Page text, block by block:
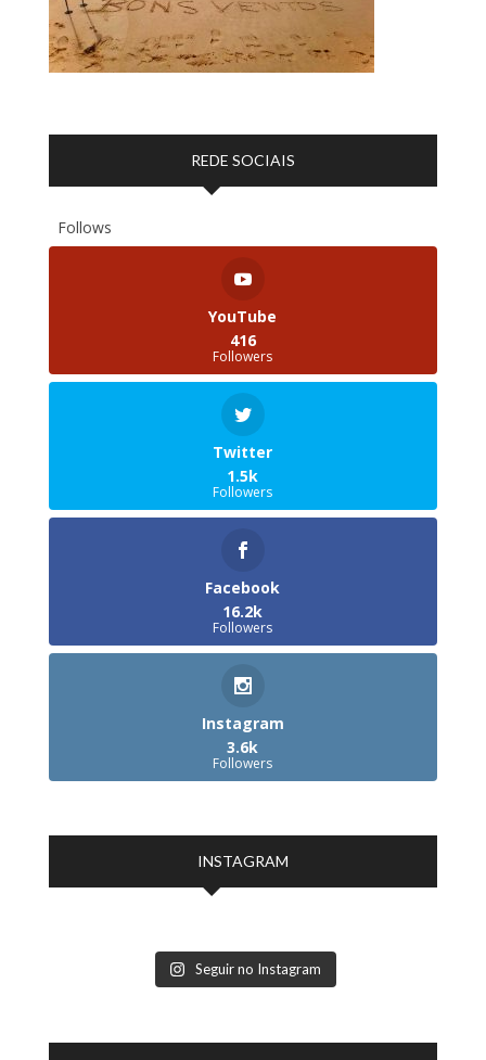
REDE SOCIAIS
Follows
YouTube
416
Followers
Twitter
1.5k
Followers
Facebook
16.2k
Followers
Instagram
3.6k
Followers
INSTAGRAM
Seguir no Instagram